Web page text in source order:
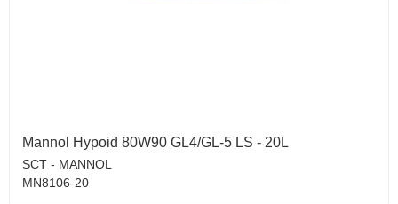
Mannol Hypoid 80W90 GL4/GL-5 LS - 20L
SCT - MANNOL
MN8106-20